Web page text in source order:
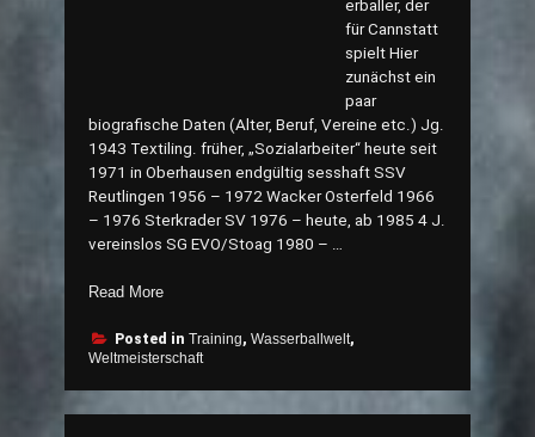
erballer, der
für Cannstatt
spielt Hier
zunächst ein
paar
biografische Daten (Alter, Beruf, Vereine etc.) Jg.
1943 Textiling. früher, „Sozialarbeiter“ heute seit
1971 in Oberhausen endgültig sesshaft SSV
Reutlingen 1956 – 1972 Wacker Osterfeld 1966
– 1976 Sterkrader SV 1976 – heute, ab 1985 4 J.
vereinslos SG EVO/Stoag 1980 – …
Read More„Interview
Günther
Schreiner,
einem
Masters
Posted in Training, Wasserballwelt,
Weltmeisterschaft